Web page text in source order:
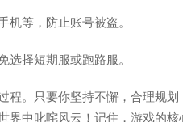
等，防止账号被盗。
择短期服或跑路服。
程。只要你坚持不懈，合理规
中叱咤风云！记住，游戏的